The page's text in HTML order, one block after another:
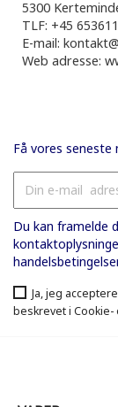
5300
TLF: +45
E-mail:
Web adresse:
Få vores seneste
Du kan framelde
Ja, jeg
beskrevet i Cookie-